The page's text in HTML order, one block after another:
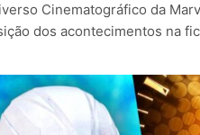
Cinematográfico da
dos acontecimentos na